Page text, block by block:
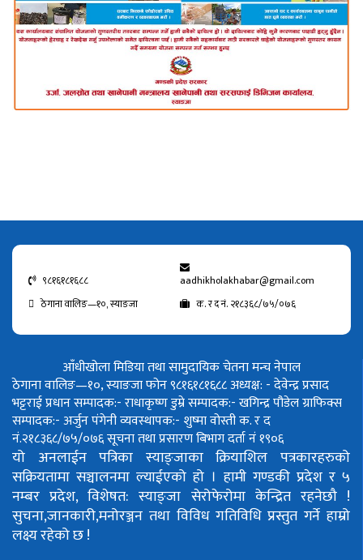
९८१६१८१६८८
aadhikholakhabar@gmail.com
ठेगाना वालिङ—१०, स्याङजा
क. र द नं. २१८३६८/७५/०७६
आँधीखोला मिडिया तथा सामुदायिक चेतना मन्च नेपाल
ठेगाना वालिङ—१०, स्याङजा फोन ९८१६१८१६८८अध्यक्ष: - देवेन्द्र प्रसाद
भट्टराईप्रधान सम्पादक:- राधाकृष्ण डुम्रेसम्पादक:- खगिन्द्र पौडेलग्राफिक्स
सम्पादक:- अर्जुन पंगेनीव्यवस्थापक:- शुष्मा वोस्तीक. र द
नं.२१८३६८/७५/०७६सूचना तथा प्रसारण बिभाग दर्ता नं १९०६
यो अनलाईन पत्रिका स्याङ्जाका क्रियाशिल पत्रकारहरुको
सक्रियतामा सञ्चालनमा ल्याईएको हो । हामी गण्डकी प्रदेश र ५
नम्बर प्रदेश, विशेषत: स्याङ्जा सेरोफेरोमा केन्द्रित रहनेछौ !
सुचना,जानकारी,मनोरञ्जन तथा विविध गतिविधि प्रस्तुत गर्ने हाम्रो
लक्ष्य रहेको छ !